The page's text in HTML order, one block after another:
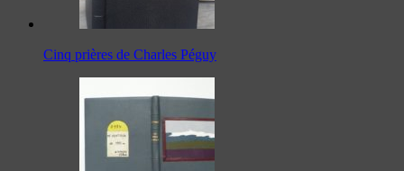
Cinq prières de Charles Péguy